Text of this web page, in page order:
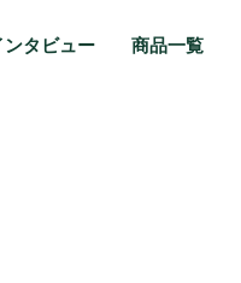
ンタビュー 商品一覧